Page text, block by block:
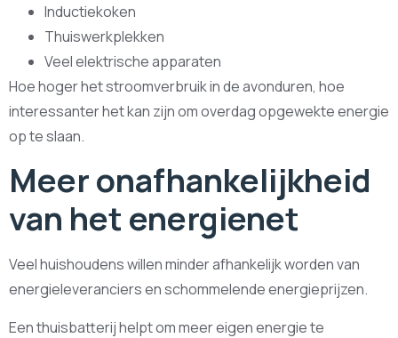
Inductiekoken
Thuiswerkplekken
Veel elektrische apparaten
Hoe hoger het stroomverbruik in de avonduren, hoe
interessanter het kan zijn om overdag opgewekte energie
op te slaan.
Meer onafhankelijkheid
van het energienet
Veel huishoudens willen minder afhankelijk worden van
energieleveranciers en schommelende energieprijzen.
Een thuisbatterij helpt om meer eigen energie te